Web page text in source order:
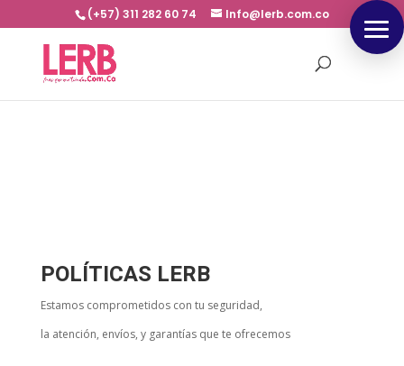
(+57) 311 282 60 74 Info@lerb.com.co
POLÍTICAS LERB
Estamos comprometidos con tu seguridad,
la atención, envíos, y garantías que te ofrecemos